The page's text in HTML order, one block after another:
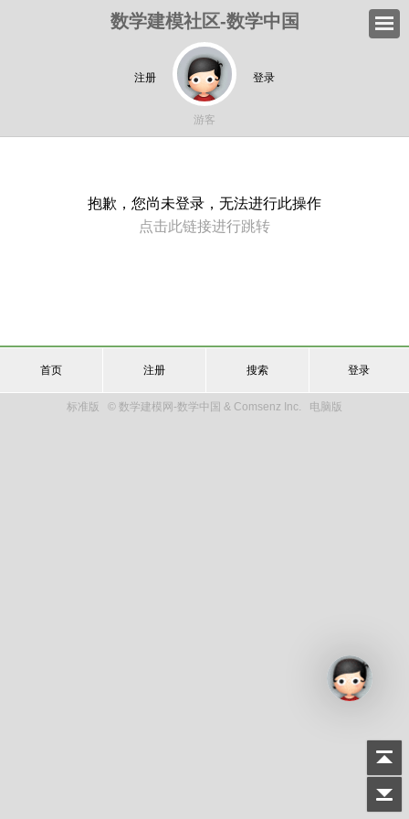
数学建模社区-数学中国
注册 登录
游客
抱歉，您尚未登录，无法进行此操作
点击此链接进行跳转
首页 注册 搜索 登录
标准版 © 数学建模网-数学中国 & Comsenz Inc. 电脑版